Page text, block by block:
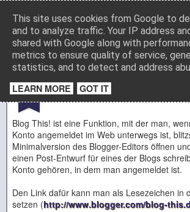
This site uses cookies from Google to
and to analyze traffic. Your IP address
shared with Google along with
metrics to ensure quality of service,
statistics, and to detect and address
LEARN MORE GOT IT
Media
Startseite Impressum Datenschutz
10 Mit Blog-This!
Blog This! ist eine Funktion, mit der man,
Konto angemeldet im Web unterwegs ist,
Minimalversion des Blogger-Editors öffnen
einen Post-Entwurf für eines der Blogs
Konto gehören, in dem man angemeldet ist.
Den Link dafür kann man als Lesezeichen in
setzen (http://www.blogger.com/blog-